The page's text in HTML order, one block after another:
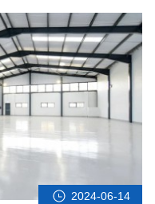
2024-06-14